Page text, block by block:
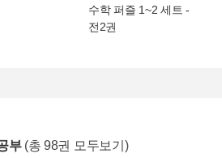
수학 퍼즐 1~2 세트 -
전2권
부 (총 98권 모두보기)